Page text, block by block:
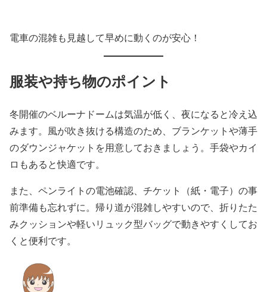
電車の混雑も見越して早めに動くのが安心！
服装や持ち物のポイント
冬開催のベルーナドームは気温が低く、夜になると冷え込
みます。風が吹き抜ける構造のため、ブランケットや薄手
のダウンジャケットを用意しておきましょう。手袋やカイ
ロもあると快適です。
また、ペンライトの電池確認、チケット（紙・電子）の事
前準備も忘れずに。帰り道が混雑しやすいので、折りたた
みクッションや軽いリュック型バッグで動きやすくしてお
くと便利です。